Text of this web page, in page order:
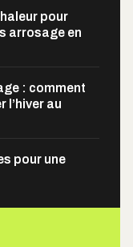
pour
arrosage en
: comment
l’hiver au
pour une